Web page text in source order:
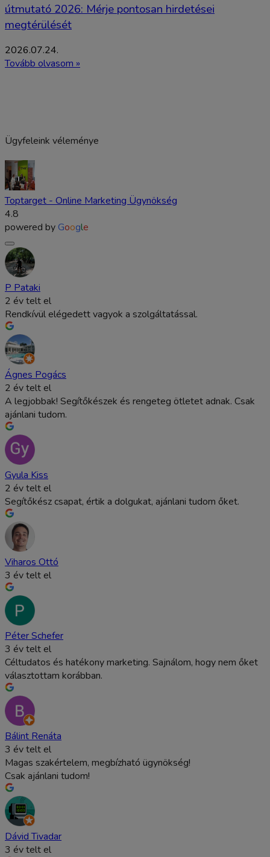
útmutató 2026: Mérje pontosan hirdetései
megtérülését
2026.07.24.
Tovább olvasom »
Ügyfeleink véleménye
Toptarget - Online Marketing Ügynökség
4.8
powered by Google
P Pataki
2 év telt el
Rendkívül elégedett vagyok a szolgáltatással.
Ágnes Pogács
2 év telt el
A legjobbak! Segítőkészek és rengeteg ötletet adnak. Csak
ajánlani tudom.
Gyula Kiss
2 év telt el
Segítőkész csapat, értik a dolgukat, ajánlani tudom őket.
Viharos Ottó
3 év telt el
Péter Schefer
3 év telt el
Céltudatos és hatékony marketing. Sajnálom, hogy nem őket
választottam korábban.
Bálint Renáta
3 év telt el
Magas szakértelem, megbízható ügynökség!
Csak ajánlani tudom!
Dávid Tivadar
3 év telt el